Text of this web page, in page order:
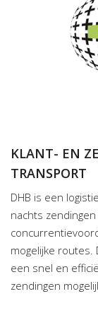
KLANT- EN
TRANSPORT
DHB is een
nachts
mogelijke routes.
een snel en
zendingen